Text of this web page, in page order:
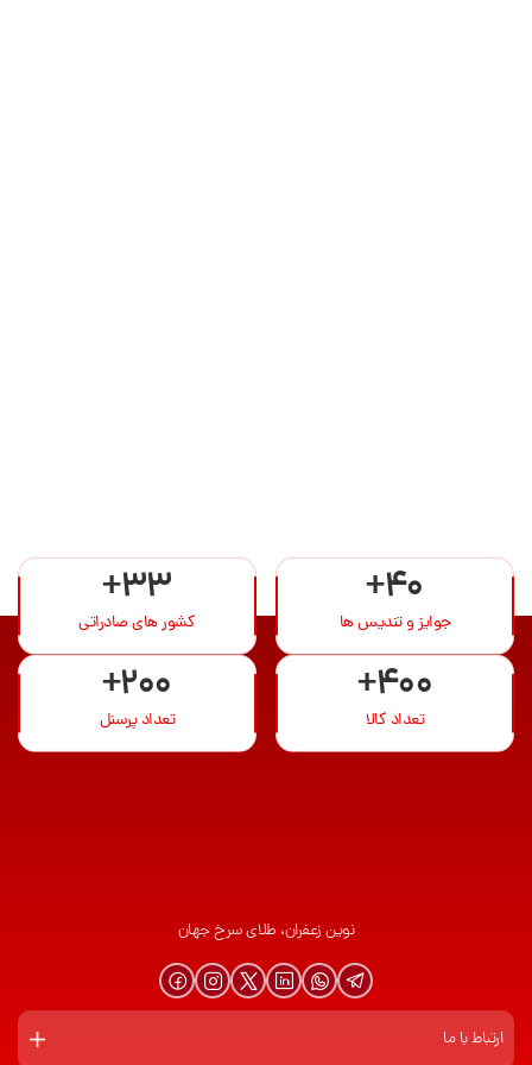
+40
جوایز و تندیس ها
+33
کشور های صادراتی
+400
تعداد کالا
+200
تعداد پرسنل
نوین زعفران، طلای سرخ جهان
ارتباط با ما